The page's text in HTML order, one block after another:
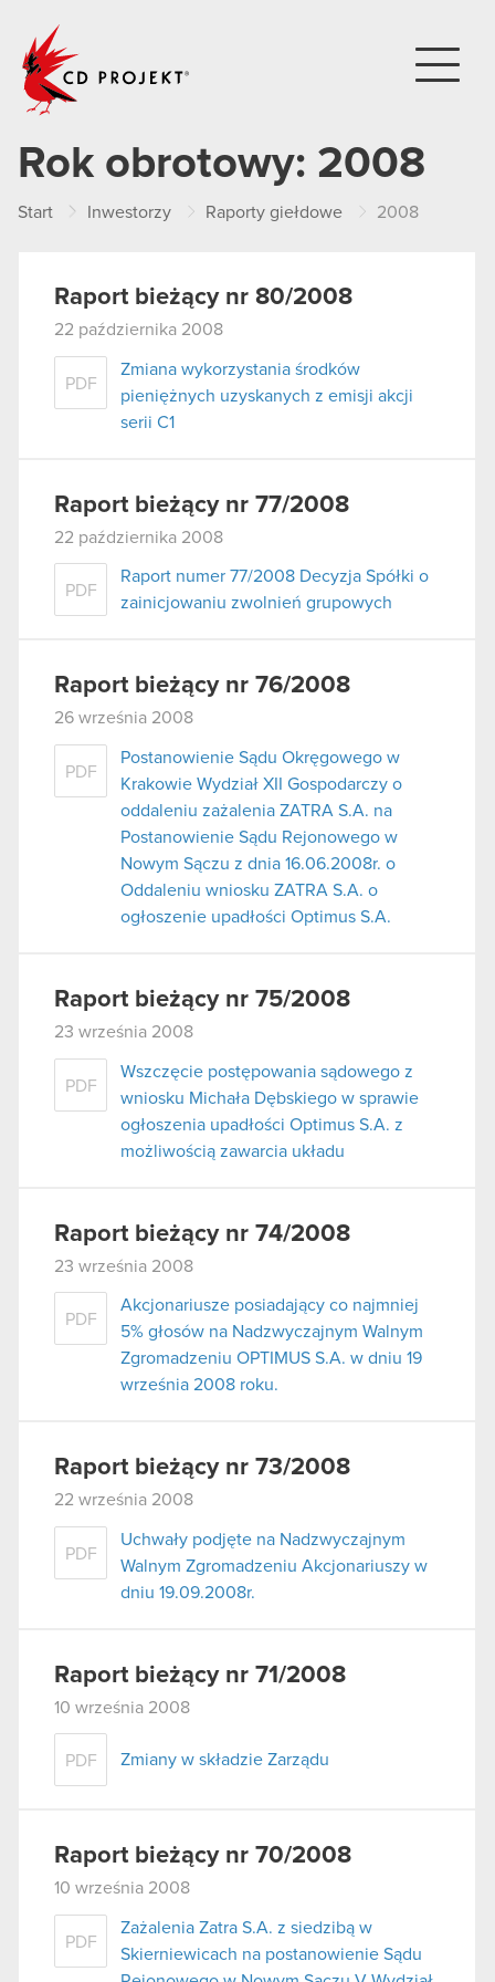
Rok obrotowy: 2008
Start Inwestorzy Raporty giełdowe 2008
Raport bieżący nr 80/2008
22 października 2008
PDF
Zmiana wykorzystania środków
pieniężnych uzyskanych z emisji akcji
serii C1
Raport bieżący nr 77/2008
22 października 2008
PDF
Raport numer 77/2008 Decyzja Spółki o
zainicjowaniu zwolnień grupowych
Raport bieżący nr 76/2008
26 września 2008
PDF
Postanowienie Sądu Okręgowego w
Krakowie Wydział XII Gospodarczy o
oddaleniu zażalenia ZATRA S.A. na
Postanowienie Sądu Rejonowego w
Nowym Sączu z dnia 16.06.2008r. o
Oddaleniu wniosku ZATRA S.A. o
ogłoszenie upadłości Optimus S.A.
Raport bieżący nr 75/2008
23 września 2008
PDF
Wszczęcie postępowania sądowego z
wniosku Michała Dębskiego w sprawie
ogłoszenia upadłości Optimus S.A. z
możliwością zawarcia układu
Raport bieżący nr 74/2008
23 września 2008
PDF
Akcjonariusze posiadający co najmniej
5% głosów na Nadzwyczajnym Walnym
Zgromadzeniu OPTIMUS S.A. w dniu 19
września 2008 roku.
Raport bieżący nr 73/2008
22 września 2008
PDF
Uchwały podjęte na Nadzwyczajnym
Walnym Zgromadzeniu Akcjonariuszy w
dniu 19.09.2008r.
Raport bieżący nr 71/2008
10 września 2008
PDF Zmiany w składzie Zarządu
Raport bieżący nr 70/2008
10 września 2008
PDF
Zażalenia Zatra S.A. z siedzibą w
Skierniewicach na postanowienie Sądu